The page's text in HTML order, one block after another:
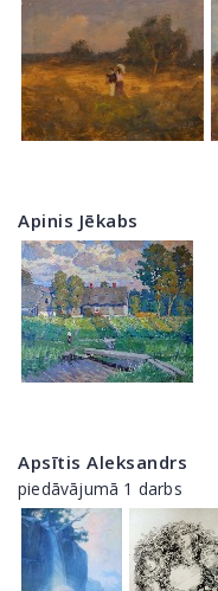
Apinis Jēkabs
Apsītis Aleksandrs
piedāvājumā 1 darbs